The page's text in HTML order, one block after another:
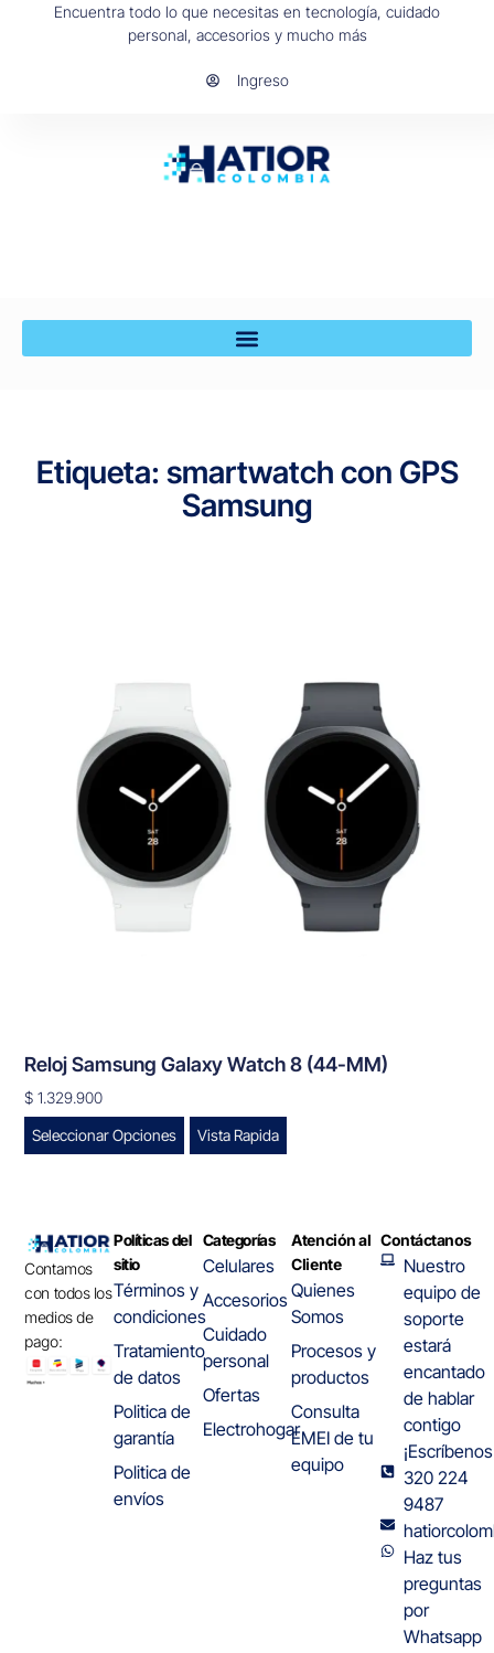
Encuentra todo lo que necesitas en tecnología, cuidado
personal, accesorios y mucho más
Ingreso
Etiqueta: smartwatch con GPS
Samsung
Reloj Samsung Galaxy Watch 8 (44-MM)
$ 1.329.900
Seleccionar Opciones
Vista Rapida
Contamos
con todos los
medios de
pago:
Políticas del
sitio
Términos y
condiciones
Tratamiento
de datos
Politica de
garantía
Politica de
envíos
Categorías
Celulares
Accesorios
Cuidado
personal
Ofertas
Electrohogar
Atención al
Cliente
Quienes
Somos
Procesos y
productos
Consulta
EMEI de tu
equipo
Contáctanos
Nuestro
equipo de
soporte
estará
encantado
de hablar
contigo
320 224
9487
Haz tus
preguntas
por
Whatsapp